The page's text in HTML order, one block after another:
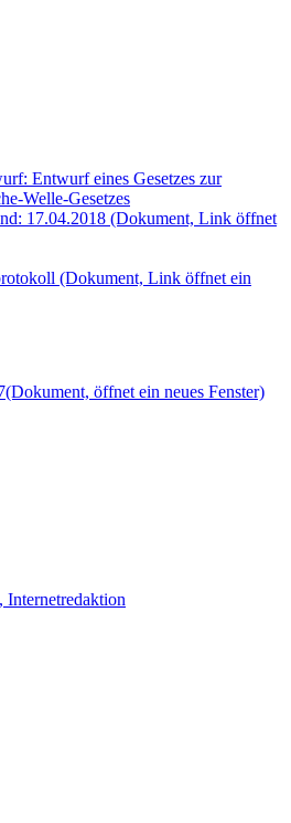
Entwurf eines Gesetzes zur
Welle-Gesetzes
17.04.2018 (Dokument, Link öffnet
(Dokument, Link öffnet ein
(Dokument, öffnet ein neues Fenster)
Internetredaktion